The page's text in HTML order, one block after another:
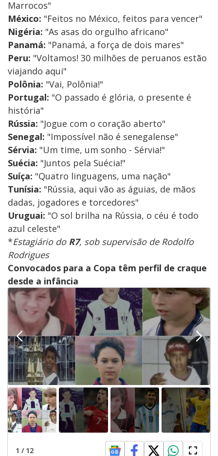
Marrocos"
México: "Feitos no México, feitos para vencer"
Nigéria: "As asas do orgulho africano"
Panamá: "Panamá, a força de dois mares"
Peru: "Voltamos! 30 milhões de peruanos estão
viajando aqui"
Polônia: "Vai, Polônia!"
Portugal: "O passado é glória, o presente é
história"
Rússia: "Jogue com o coração aberto"
Senegal: "Impossível não é senegalense"
Sérvia: "Um time, um sonho - Sérvia!"
Suécia: "Juntos pela Suécia!"
Suíça: "Quatro linguagens, uma nação"
Tunísia: "Rússia, aqui vão as águias, de mãos
dadas, jogadores e torcedores"
Uruguai: "O sol brilha na Rússia, o céu é todo
azul celeste"
*Estagiário do R7, sob supervisão de Rodolfo
Rodrigues
Convocados para a Copa têm perfil de craque
desde a infância
1 / 12